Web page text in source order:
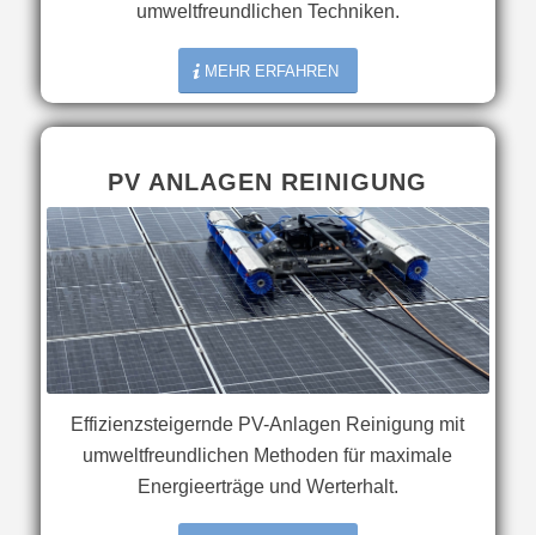
umweltfreundlichen Techniken.
MEHR ERFAHREN
PV ANLAGEN REINIGUNG
Effizienzsteigernde PV-Anlagen Reinigung mit
umweltfreundlichen Methoden für maximale
Energieerträge und Werterhalt.